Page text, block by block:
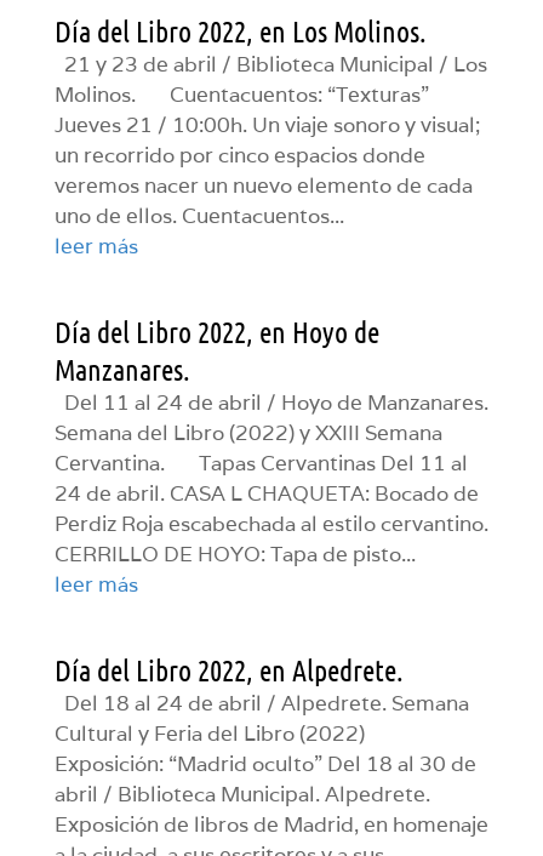
Día del Libro 2022, en Los Molinos.
21 y 23 de abril / Biblioteca Municipal / Los
Molinos. Cuentacuentos: “Texturas”
Jueves 21 / 10:00h. Un viaje sonoro y visual;
un recorrido por cinco espacios donde
veremos nacer un nuevo elemento de cada
uno de ellos. Cuentacuentos...
leer más
Día del Libro 2022, en Hoyo de
Manzanares.
Del 11 al 24 de abril / Hoyo de Manzanares.
Semana del Libro (2022) y XXIII Semana
Cervantina. Tapas Cervantinas Del 11 al
24 de abril. CASA L CHAQUETA: Bocado de
Perdiz Roja escabechada al estilo cervantino.
CERRILLO DE HOYO: Tapa de pisto...
leer más
Día del Libro 2022, en Alpedrete.
Del 18 al 24 de abril / Alpedrete. Semana
Cultural y Feria del Libro (2022)
Exposición: “Madrid oculto” Del 18 al 30 de
abril / Biblioteca Municipal. Alpedrete.
Exposición de libros de Madrid, en homenaje